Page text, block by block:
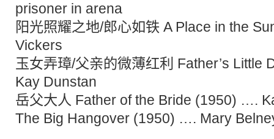
prisoner in arena
阳光照耀之地/郎心如铁 A Place in the
Vickers
玉女弄璋/父亲的微薄红利 Father’s
Kay Dunstan
岳父大人 Father of the Bride (1950) ….
The Big Hangover (1950) …. Mary